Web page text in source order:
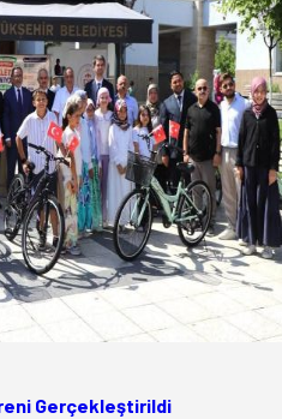
Gerçekleştirildi